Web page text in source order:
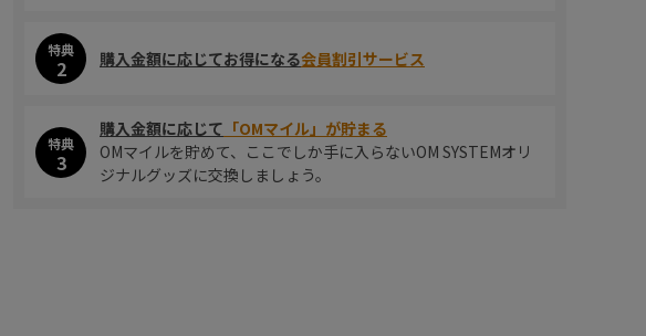
特典
2 購入金額に応じてお得になる会員割引サービス
特典
3
購入金額に応じて 「OMマイル」が貯まる
OMマイルを貯めて、ここでしか手に入らないOM SYSTEMオリ
ジナルグッズに交換しましょう。